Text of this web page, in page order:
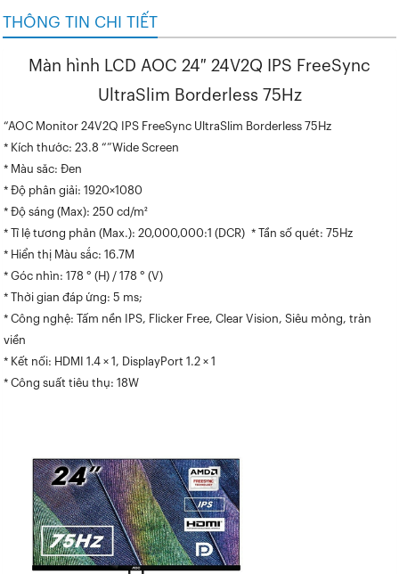
THÔNG TIN CHI TIẾT
Màn hình LCD AOC 24″ 24V2Q IPS FreeSync
UltraSlim Borderless 75Hz
“AOC Monitor 24V2Q IPS FreeSync UltraSlim Borderless 75Hz
* Kích thước: 23.8 “”Wide Screen
* Màu săc: Đen
* Độ phân giải: 1920×1080
* Độ sáng (Max): 250 cd/m²
* Tỉ lệ tương phản (Max.): 20,000,000:1 (DCR) * Tần số quét: 75Hz
* Hiển thị Màu sắc: 16.7M
* Góc nhìn: 178 ° (H) / 178 ° (V)
* Thời gian đáp ứng: 5 ms;
* Công nghệ: Tấm nền IPS, Flicker Free, Clear Vision, Siêu mỏng, tràn
viền
* Kết nối: HDMI 1.4 × 1, DisplayPort 1.2 × 1
* Công suất tiêu thụ: 18W